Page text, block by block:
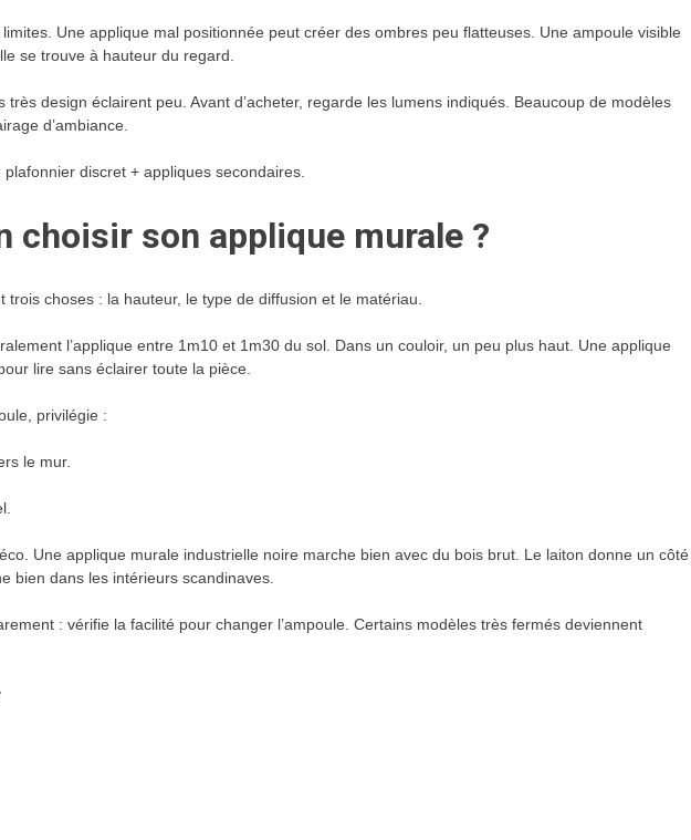
Une applique mal positionnée peut créer des ombres peu flatteuses. Une ampoule visible
se trouve à hauteur du regard.
très design éclairent peu. Avant d’acheter, regarde les lumens indiqués. Beaucoup de modèles
d’ambiance.
discret + appliques secondaires.
choisir son applique murale ?
trois choses : la hauteur, le type de diffusion et le matériau.
l’applique entre 1m10 et 1m30 du sol. Dans un couloir, un peu plus haut. Une applique
lire sans éclairer toute la pièce.
privilégie :
le mur.
Une applique murale industrielle noire marche bien avec du bois brut. Le laiton donne un côté
bien dans les intérieurs scandinaves.
: vérifie la facilité pour changer l’ampoule. Certains modèles très fermés deviennent